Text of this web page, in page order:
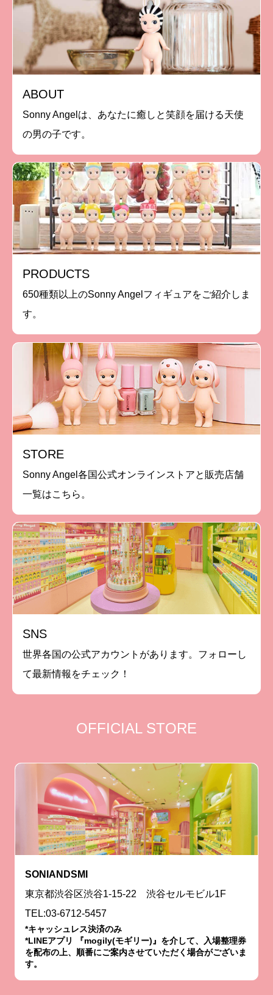
ABOUT
Sonny Angelは、あなたに癒しと笑顔を届ける天使
の男の子です。
PRODUCTS
650種類以上のSonny Angelフィギュアをご紹介しま
す。
STORE
Sonny Angel各国公式オンラインストアと販売店舗
一覧はこちら。
SNS
世界各国の公式アカウントがあります。フォローし
て最新情報をチェック！
OFFICIAL STORE
SONIANDSMI
東京都渋谷区渋谷1-15-22 渋谷セルモビル1F
TEL:03-6712-5457
*キャッシュレス決済のみ
*LINEアプリ 『mogily(モギリー)』を介して、入場整理券
を配布の上、順番にご案内させていただく場合がございま
す。